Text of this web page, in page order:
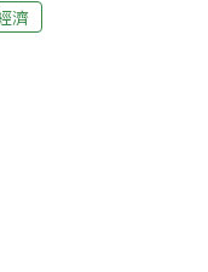
怕在內的多位醫界人
：「牛奶!」兩個字。
積極行動，可以解釋
體位方面的優勢是近
成不小的「震撼」。
濟